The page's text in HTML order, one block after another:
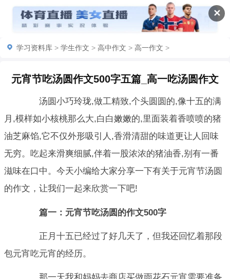
✕
学习资料库 > 学生作文 > 高中作文 > 高一作文 >
元宵节吃汤圆作文500字五篇_高一吃汤圆作文
汤圆小巧玲珑,做工精致,个头圆圆的,像十五的满
月,模样如小核桃那么大,白白嫩嫩的,里面装着香喷喷的猪
油芝麻馅,它不仅外形吸引人,香滑清甜的味道更让人回味
无穷。吃起来滑爽细腻,伴着一股浓浓的猪油香,别有一番
滋味在口中。今天小编给大家分享一下有关于元宵节汤圆
的作文，让我们一起来欣赏一下吧!
篇一：元宵节吃汤圆的作文500字
正月十五已经过了好几天了，但我还回忆着那段
包元宵吃元宵的经历。